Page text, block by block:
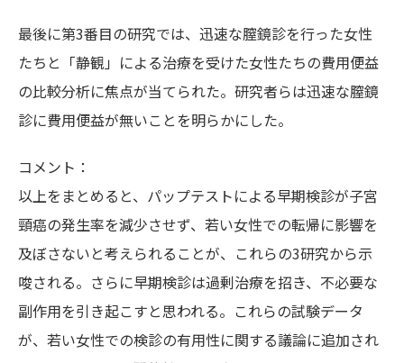
最後に第3番目の研究では、迅速な膣鏡診を行った女性
たちと「静観」による治療を受けた女性たちの費用便益
の比較分析に焦点が当てられた。研究者らは迅速な膣鏡
診に費用便益が無いことを明らかにした。
コメント：
以上をまとめると、パップテストによる早期検診が子宮
頸癌の発生率を減少させず、若い女性での転帰に影響を
及ぼさないと考えられることが、これらの3研究から示
唆される。さらに早期検診は過剰治療を招き、不必要な
副作用を引き起こすと思われる。これらの試験データ
が、若い女性での検診の有用性に関する議論に追加され